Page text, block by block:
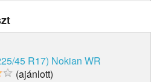
45 R17) Nokian WR
(ajánlott)